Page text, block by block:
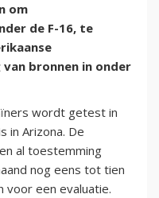
om
de F-16, te
van bronnen in onder
wordt getest in
in Arizona. De
al toestemming
nog eens tot tien
voor een evaluatie.